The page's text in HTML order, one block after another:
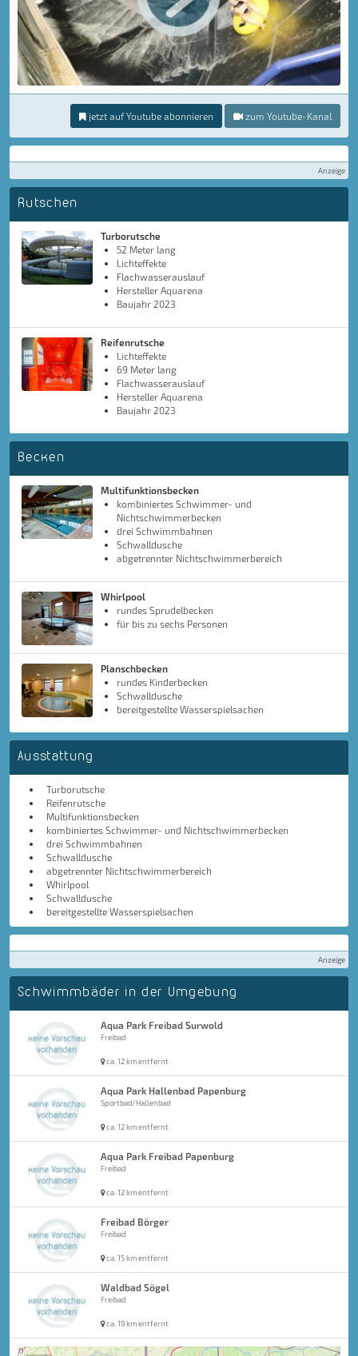
jetzt auf Youtube abonnieren zum Youtube-Kanal
Anzeige
Rutschen
Turborutsche
52 Meter lang
Lichteffekte
Flachwasserauslauf
Hersteller Aquarena
Baujahr 2023
Reifenrutsche
Lichteffekte
69 Meter lang
Flachwasserauslauf
Hersteller Aquarena
Baujahr 2023
Becken
Multifunktionsbecken
kombiniertes Schwimmer- und
Nichtschwimmerbecken
drei Schwimmbahnen
Schwalldusche
abgetrennter Nichtschwimmerbereich
Whirlpool
rundes Sprudelbecken
für bis zu sechs Personen
Planschbecken
rundes Kinderbecken
Schwalldusche
bereitgestellte Wasserspielsachen
Ausstattung
Turborutsche
Reifenrutsche
Multifunktionsbecken
kombiniertes Schwimmer- und Nichtschwimmerbecken
drei Schwimmbahnen
Schwalldusche
abgetrennter Nichtschwimmerbereich
Whirlpool
Schwalldusche
bereitgestellte Wasserspielsachen
Anzeige
Schwimmbäder in der Umgebung
Aqua Park Freibad Surwold
Freibad
ca. 12 km entfernt
Aqua Park Hallenbad Papenburg
Sportbad/Hallenbad
ca. 12 km entfernt
Aqua Park Freibad Papenburg
Freibad
ca. 12 km entfernt
Freibad Börger
Freibad
ca. 15 km entfernt
Waldbad Sögel
Freibad
ca. 19 km entfernt